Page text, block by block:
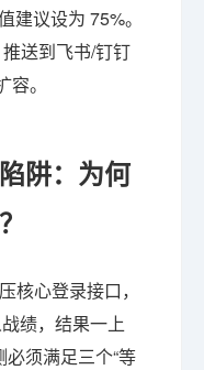
建议设为 75%。
送到飞书/钉钉
。
阱：为何
核心登录接口，
绩，结果一上
须满足三个“等